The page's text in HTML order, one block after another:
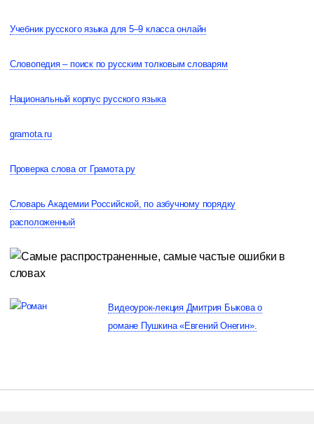
Учебник русского языка для 5–9 класса онлайн
Словопедия – поиск по русским толковым словарям
Национальный корпус русского языка
gramota.ru
Проверка слова от Грамота.ру
Словарь Академии Российской, по азбучному порядку
расположенный
Видеоурок-лекция Дмитрия Быкова о
романе Пушкина «Евгений Онегин».